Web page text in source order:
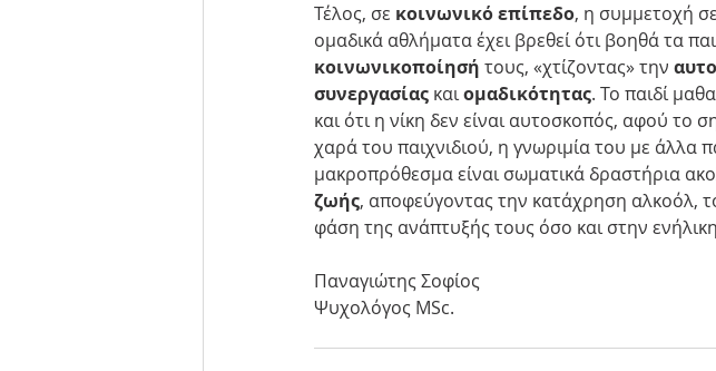
Τέλος, σε κοινωνικό επίπεδο, η συμμετοχή
ομαδικά αθλήματα έχει βρεθεί ότι βοηθά τα
κοινωνικοποίησή τους, «χτίζοντας» την
συνεργασίας και ομαδικότητας. Το παιδί
και ότι η νίκη δεν είναι αυτοσκοπός, αφού το
χαρά του παιχνιδιού, η γνωριμία του με άλλα
μακροπρόθεσμα είναι σωματικά δραστήρια
ζωής, αποφεύγοντας την κατάχρηση αλκοόλ,
φάση της ανάπτυξής τους όσο και στην
Παναγιώτης Σοφίος
Ψυχολόγος MSc.